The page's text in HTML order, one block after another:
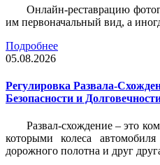
Онлайн-реставрацию
им первоначальный вид, а
Подробнее
05.08.2026
Регулировка Развала-
Безопасности и
Развал-схождение – это
которыми колеса автомобиля
дорожного полотна и друг